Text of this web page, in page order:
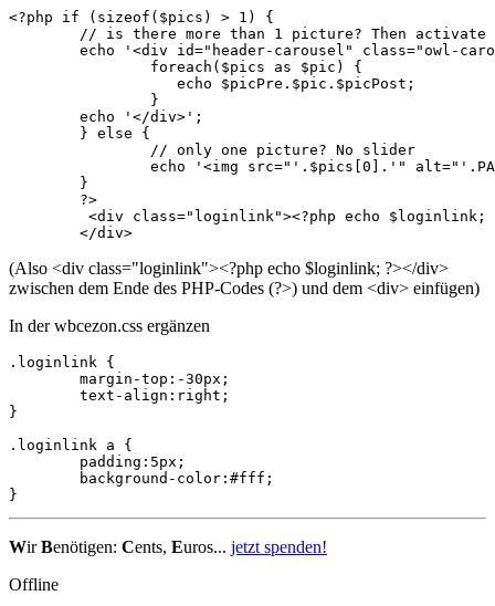
<?php if (sizeof($pics) > 1) {
	</div>
(Also <div class="loginlink"><?php echo $loginlink; ?></div>
zwischen dem Ende des PHP-Codes (?>) und dem <div> einfügen)
In der wbcezon.css ergänzen
.loginlink {
}
.loginlink a {
}
WirBenötigen: Cents, Euros... jetzt spenden!
Offline